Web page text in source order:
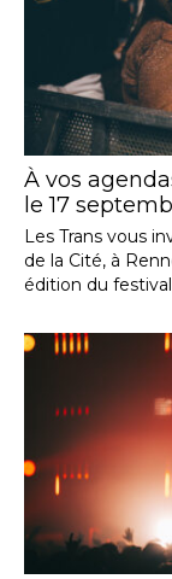
À vos
le 17
Les Trans vous
de la Cité, à
édition du